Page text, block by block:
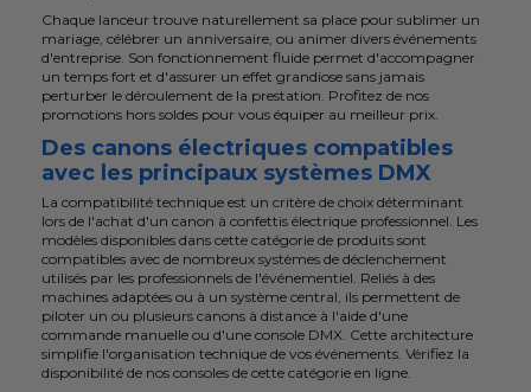
Chaque lanceur trouve naturellement sa place pour sublimer un
mariage, célébrer un anniversaire, ou animer divers événements
d'entreprise. Son fonctionnement fluide permet d'accompagner
un temps fort et d'assurer un effet grandiose sans jamais
perturber le déroulement de la prestation. Profitez de nos
promotions hors soldes pour vous équiper au meilleur prix.
Des canons électriques compatibles
avec les principaux systèmes DMX
La compatibilité technique est un critère de choix déterminant
lors de l'achat d'un canon à confettis électrique professionnel. Les
modèles disponibles dans cette catégorie de produits sont
compatibles avec de nombreux systèmes de déclenchement
utilisés par les professionnels de l'événementiel. Reliés à des
machines adaptées ou à un système central, ils permettent de
piloter un ou plusieurs canons à distance à l'aide d'une
commande manuelle ou d'une console DMX. Cette architecture
simplifie l'organisation technique de vos événements. Vérifiez la
disponibilité de nos consoles de cette catégorie en ligne.